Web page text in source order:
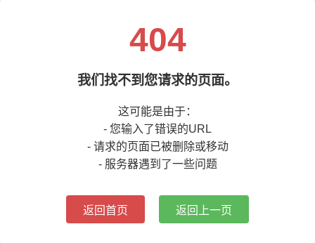
404
我们找不到您请求的页面。
这可能是由于：
- 您输入了错误的URL
- 请求的页面已被删除或移动
- 服务器遇到了一些问题
返回首页 返回上一页